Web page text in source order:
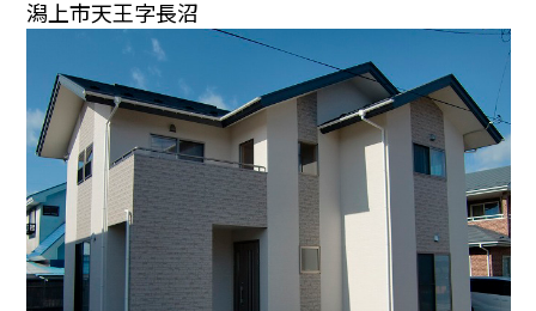
潟上市天王字長沼